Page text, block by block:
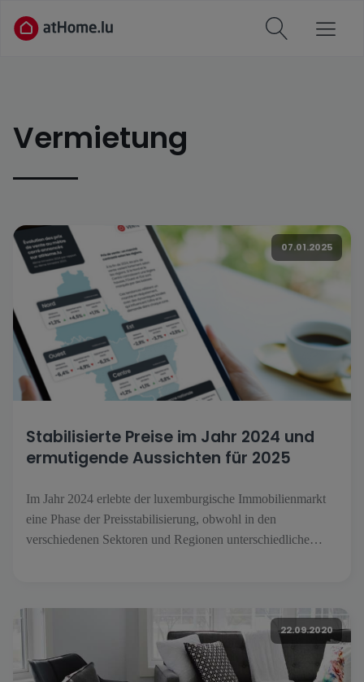
Vermietung
07.01.2025
Stabilisierte Preise im Jahr 2024 und
ermutigende Aussichten für 2025
Im Jahr 2024 erlebte der luxemburgische Immobilienmarkt
eine Phase der Preisstabilisierung, obwohl in den
verschiedenen Sektoren und Regionen unterschiedliche
22.09.2020